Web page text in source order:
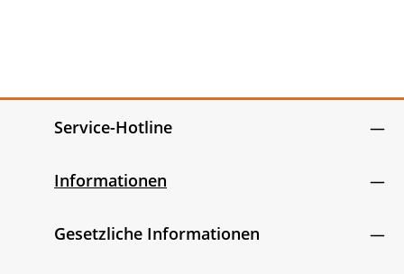
Service-Hotline
Informationen
Gesetzliche Informationen